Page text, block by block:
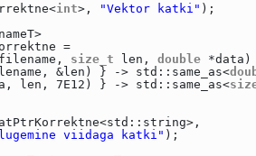
int>, "Vektor katki" );
=
size_t len, double *data)
&len) } -> std::same_as<
len, 7E12) } -> std::same_as<
viidaga katki" );